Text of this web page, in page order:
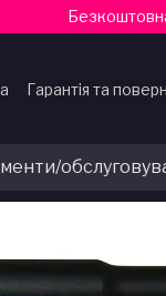
Гарантія та